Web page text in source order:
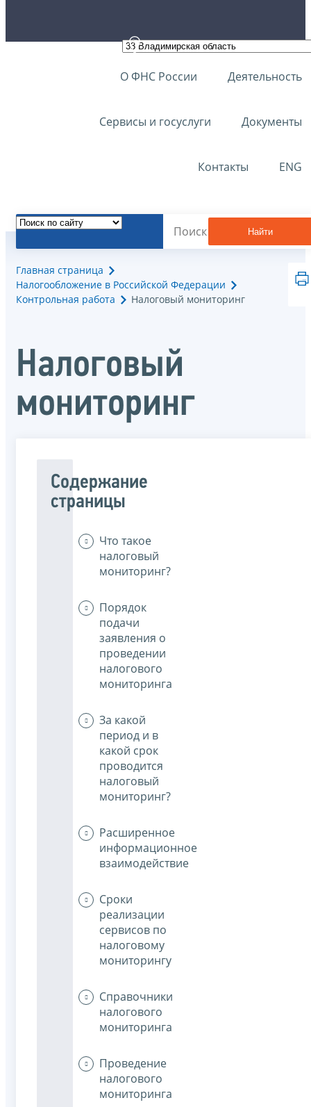
О ФНС России Деятельность
Сервисы и госуслуги Документы
Контакты ENG
Найти
Главная страница
Налогообложение в Российской Федерации
Контрольная работа
Налоговый мониторинг
Налоговый
мониторинг
Содержание
страницы
Что такое
налоговый
мониторинг?
Порядок
подачи
заявления о
проведении
налогового
мониторинга
За какой
период и в
какой срок
проводится
налоговый
мониторинг?
Расширенное
информационное
взаимодействие
Сроки
реализации
сервисов по
налоговому
мониторингу
Справочники
налогового
мониторинга
Проведение
налогового
мониторинга